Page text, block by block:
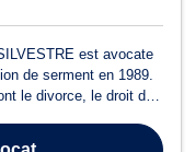
est avocate
de serment en 1989.
le divorce, le droit de
et écoute sont